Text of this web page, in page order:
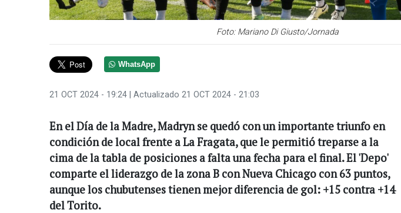
Foto: Mariano Di Giusto/Jornada
WhatsApp
21 OCT 2024 - 19:24 | Actualizado 21 OCT 2024 - 21:03
En el Día de la Madre, Madryn se quedó con un importante triunfo en
condición de local frente a La Fragata, que le permitió treparse a la
cima de la tabla de posiciones a falta una fecha para el final. El 'Depo'
comparte el liderazgo de la zona B con Nueva Chicago con 63 puntos,
aunque los chubutenses tienen mejor diferencia de gol: +15 contra +14
del Torito.